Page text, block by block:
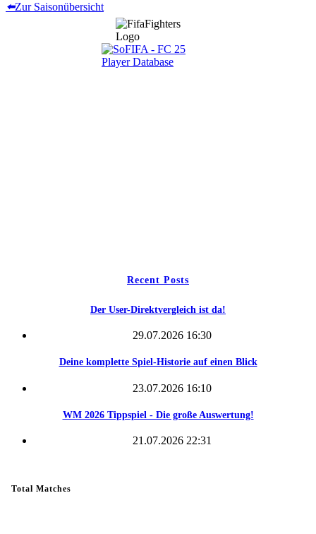
⬅️Zur Saisonübersicht
Recent Posts
Der User-Direktvergleich ist da!
29.07.2026 16:30
Deine komplette Spiel-Historie auf einen Blick
23.07.2026 16:10
WM 2026 Tippspiel - Die große Auswertung!
21.07.2026 22:31
Total Matches